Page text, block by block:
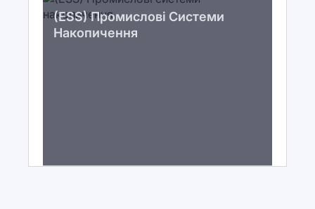
(ESS) Промислові Системи
Накопичення